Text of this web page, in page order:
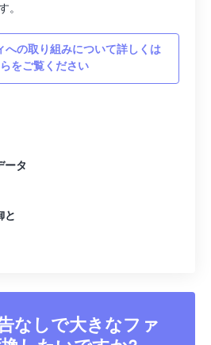
。
への取り組みについて詳しくは
をご覧ください
ータ
と
なしで大きなファ